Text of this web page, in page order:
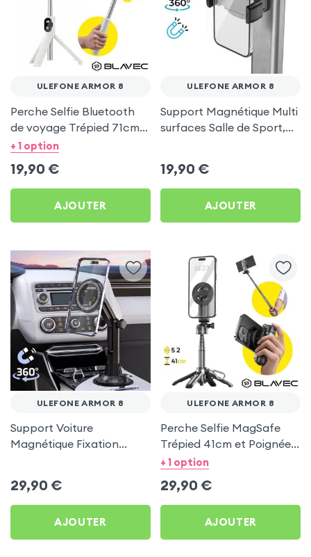
ULEFONE ARMOR 8
Perche Selfie Bluetooth
de voyage Trépied 71cm -
Blanc pour Ulefone Armor
+ 1 option
19,90 €
AJOUTER
ULEFONE ARMOR 8
Support Magnétique Multi
surfaces Salle de Sport,
19,90 €
AJOUTER
ULEFONE ARMOR 8
Support Voiture
Magnétique Fixation
29,90 €
AJOUTER
ULEFONE ARMOR 8
Perche Selfie MagSafe
Trépied 41cm et Poignée
Grip - Noir pour Ulefone
+ 1 option
29,90 €
AJOUTER